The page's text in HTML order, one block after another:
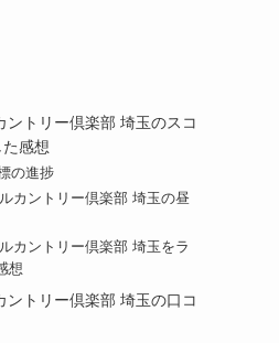
ントリー倶楽部 埼玉のスコ
感想
の進捗
カントリー倶楽部 埼玉の昼
カントリー倶楽部 埼玉をラ
想
ントリー倶楽部 埼玉の口コ